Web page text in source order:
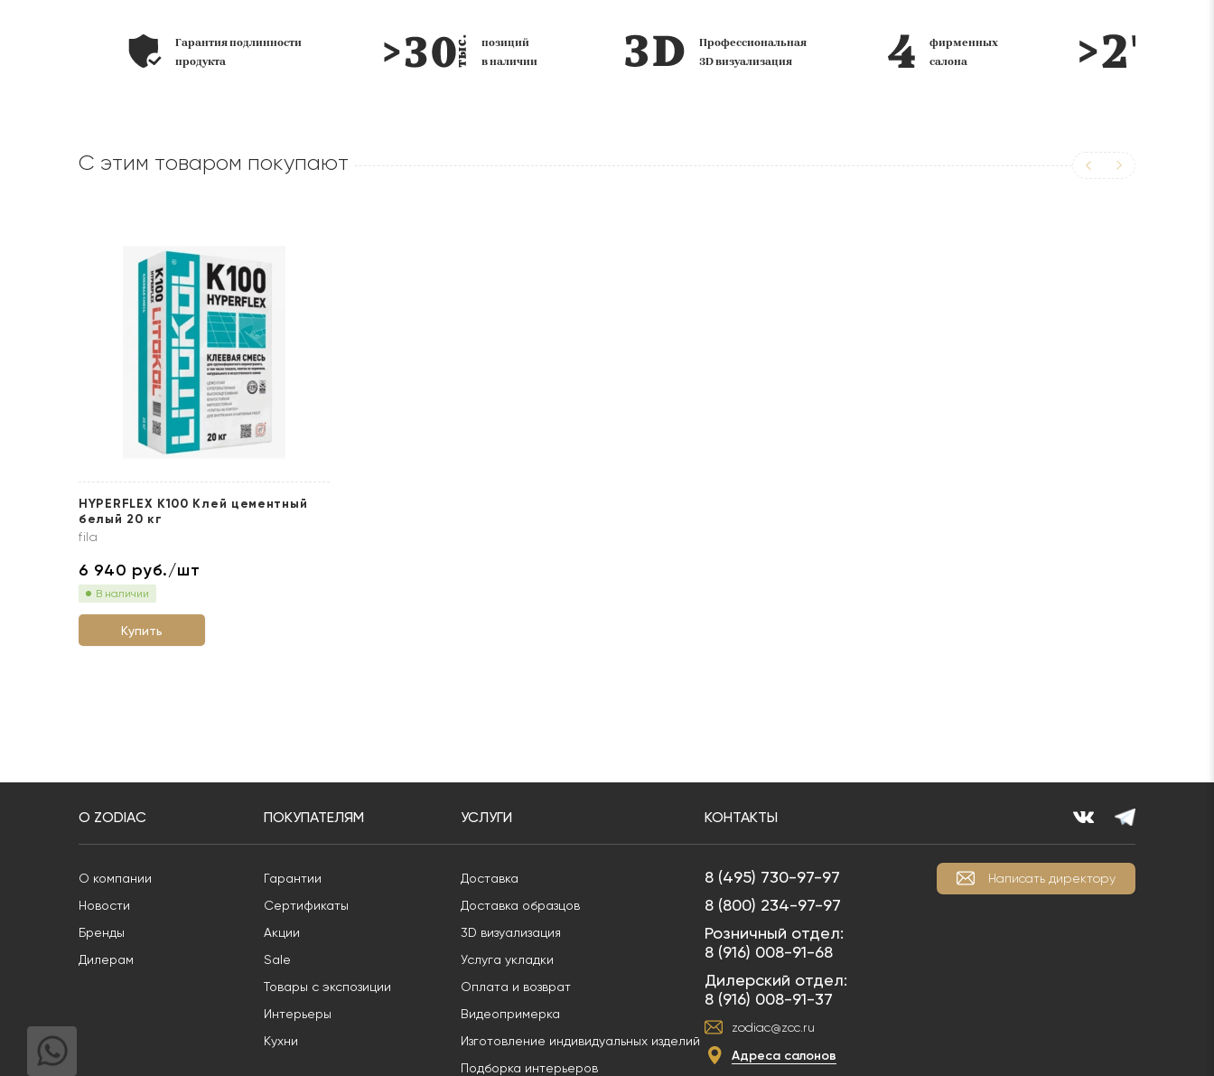
Гарантия подлинности
продукта
позиций
в наличии
Профессиональная
3D визуализация
фирменных
салона
С этим товаром покупают
HYPERFLEX K100 Клей цементный
белый 20 кг
fila
6 940 руб./шт
В наличии
Купить
О ZODIAC ПОКУПАТЕЛЯМ УСЛУГИ КОНТАКТЫ
О компании
Новости
Бренды
Дилерам
Гарантии
Сертификаты
Акции
Sale
Товары с экспозиции
Интерьеры
Кухни
Доставка
Доставка образцов
3D визуализация
Услуга укладки
Оплата и возврат
Видеопримерка
Изготовление индивидуальных изделий
Подборка интерьеров
8 (495) 730-97-97
8 (800) 234-97-97
Розничный отдел:
8 (916) 008-91-68
Дилерский отдел:
8 (916) 008-91-37
zodiac@zcc.ru
Адреса салонов
Написать директору